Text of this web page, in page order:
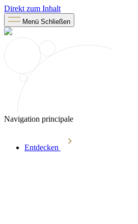
Direkt zum Inhalt
Menü Schließen
Navigation principale
Entdecken